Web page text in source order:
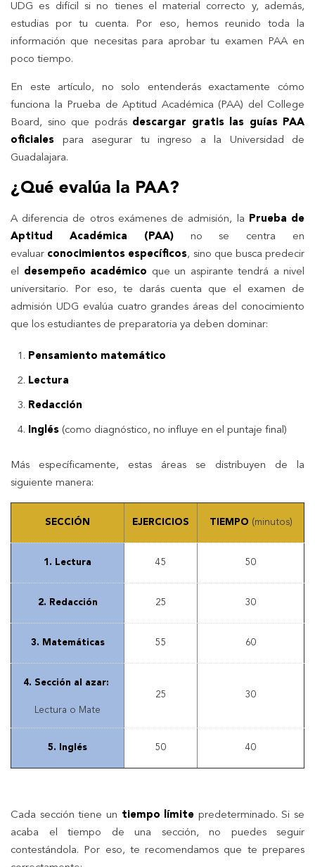
UDG es difícil si no tienes el material correcto y, además,
estudias por tu cuenta. Por eso, hemos reunido toda la
información que necesitas para aprobar tu examen PAA en
poco tiempo.
En este artículo, no solo entenderás exactamente cómo
funciona la Prueba de Aptitud Académica (PAA) del College
Board, sino que podrás descargar gratis las guías PAA
oficiales para asegurar tu ingreso a la Universidad de
Guadalajara.
¿Qué evalúa la PAA?
A diferencia de otros exámenes de admisión, la
Prueba de
Aptitud Académica (PAA) no se centra en
evaluar conocimientos específicos, sino que busca predecir
el desempeño académico que un aspirante tendrá a nivel
universitario. Por eso, te darás cuenta que el examen de
admisión UDG evalúa cuatro grandes áreas del conocimiento
que los estudiantes de preparatoria ya deben dominar:
Pensamiento matemático
Lectura
Redacción
Inglés (como diagnóstico, no influye en el puntaje final)
Más específicamente, estas áreas se distribuyen de la
siguiente manera:
SECCIÓN EJERCICIOS TIEMPO (minutos)
1. Lectura 45 50
2. Redacción 25 30
3. Matemáticas 55 60
4. Sección al azar:
Lectura o Mate
25 30
5. Inglés 50 40
Cada sección tiene un tiempo límite predeterminado. Si se
acaba el tiempo de una sección, no puedes seguir
contestándola. Por eso, te recomendamos que te prepares